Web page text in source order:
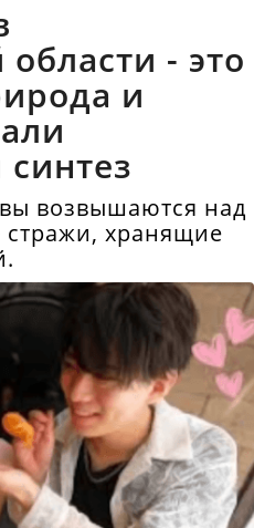
- это
и
возвышаются над
стражи, хранящие